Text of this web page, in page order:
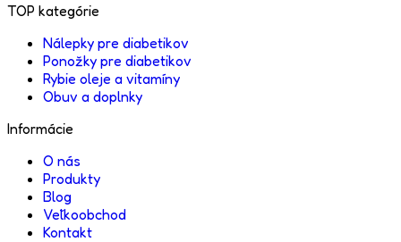
TOP kategórie
Nálepky pre diabetikov
Ponožky pre diabetikov
Rybie oleje a vitamíny
Obuv a doplnky
Informácie
O nás
Produkty
Blog
Veľkoobchod
Kontakt